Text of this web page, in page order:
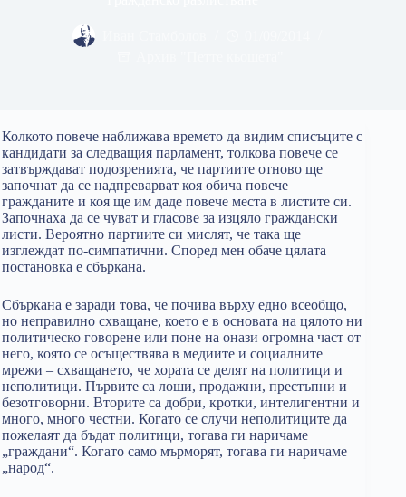
Колкото повече наближава времето да видим списъците с
кандидати за следващия парламент, толкова повече се
затвърждават подозренията, че партиите отново ще
започнат да се надпреварват коя обича повече
гражданите и коя ще им даде повече места в листите си.
Започнаха да се чуват и гласове за изцяло граждански
листи. Вероятно партиите си мислят, че така ще
изглеждат по-симпатични. Според мен обаче цялата
постановка е сбъркана.
Сбъркана е заради това, че почива върху едно всеобщо,
но неправилно схващане, което е в основата на цялото ни
политическо говорене или поне на онази огромна част от
него, която се осъществява в медиите и социалните
мрежи – схващането, че хората се делят на политици и
неполитици. Първите са лоши, продажни, престъпни и
безотговорни. Вторите са добри, кротки, интелигентни и
много, много честни. Когато се случи неполитиците да
пожелаят да бъдат политици, тогава ги наричаме
„граждани“. Когато само мърморят, тогава ги наричаме
„народ“.